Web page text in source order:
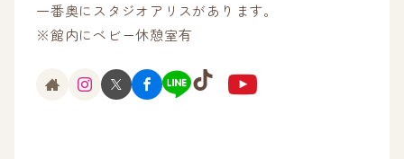
一番奥にスタジオアリスがあります。
※館内にベビー休憩室有
TikTok